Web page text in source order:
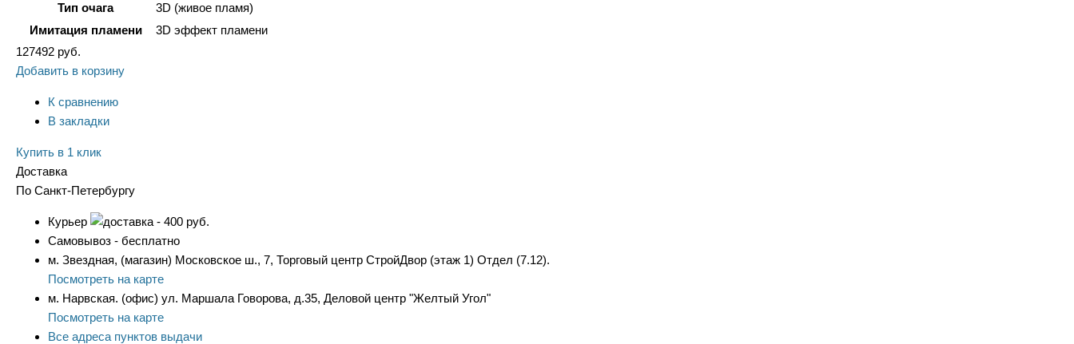
Тип очага
3D (живое пламя)
Имитация пламени
3D эффект пламени
127492 руб.
Добавить в корзину
К сравнению
В закладки
Купить в 1 клик
Доставка
По Санкт-Петербургу
Курьер
- 400 руб.
Самовывоз - бесплатно
м. Звездная, (магазин) Московское ш., 7, Торговый центр СтройДвор (этаж 1) Отдел (7.12).
Посмотреть на карте
м. Нарвская. (офис) ул. Маршала Говорова, д.35, Деловой центр "Желтый Угол"
Посмотреть на карте
Все адреса пунктов выдачи